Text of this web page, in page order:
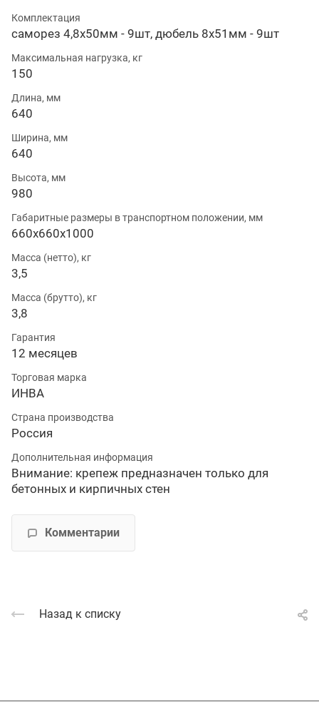
Комплектация
саморез 4,8х50мм - 9шт, дюбель 8х51мм - 9шт
Максимальная нагрузка, кг
150
Длина, мм
640
Ширина, мм
640
Высота, мм
980
Габаритные размеры в транспортном положении, мм
660х660х1000
Масса (нетто), кг
3,5
Масса (брутто), кг
3,8
Гарантия
12 месяцев
Торговая марка
ИНВА
Страна производства
Россия
Дополнительная информация
Внимание: крепеж предназначен только для
бетонных и кирпичных стен
Комментарии
Назад к списку